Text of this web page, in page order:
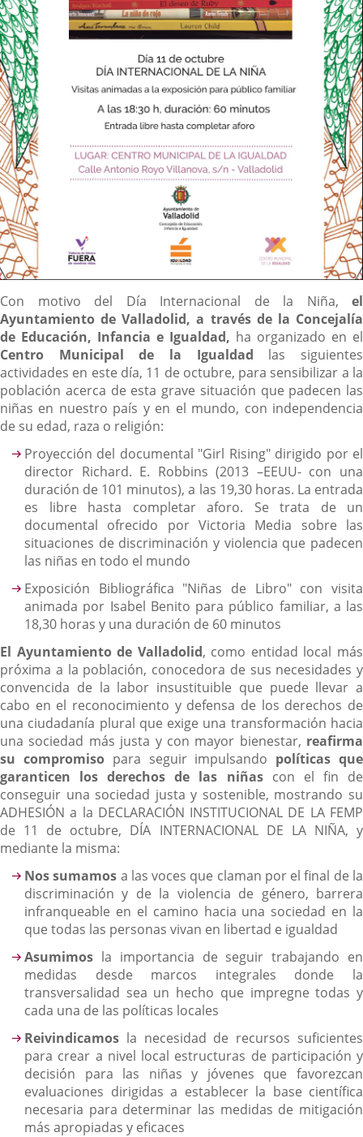
Descripción
Con motivo del Día Internacional de la Niña, el
Ayuntamiento de Valladolid, a través de la Concejalía
de Educación, Infancia e Igualdad, ha organizado en el
Centro Municipal de la Igualdad las siguientes
actividades en este día, 11 de octubre, para sensibilizar a la
población acerca de esta grave situación que padecen las
niñas en nuestro país y en el mundo, con independencia
de su edad, raza o religión:
Proyección del documental "Girl Rising" dirigido por el
director Richard. E. Robbins (2013 –EEUU- con una
duración de 101 minutos), a las 19,30 horas. La entrada
es libre hasta completar aforo. Se trata de un
documental ofrecido por Victoria Media sobre las
situaciones de discriminación y violencia que padecen
las niñas en todo el mundo
Exposición Bibliográfica "Niñas de Libro" con visita
animada por Isabel Benito para público familiar, a las
18,30 horas y una duración de 60 minutos
El Ayuntamiento de Valladolid, como entidad local más
próxima a la población, conocedora de sus necesidades y
convencida de la labor insustituible que puede llevar a
cabo en el reconocimiento y defensa de los derechos de
una ciudadanía plural que exige una transformación hacia
una sociedad más justa y con mayor bienestar, reafirma
su compromisopara seguir impulsando políticas que
garanticen los derechos de las niñascon el fin de
conseguir una sociedad justa y sostenible, mostrando su
ADHESIÓN a la DECLARACIÓN INSTITUCIONAL DE LA FEMP
de 11 de octubre, DÍA INTERNACIONAL DE LA NIÑA, y
mediante la misma:
Nos sumamos a las voces que claman por el final de la
discriminación y de la violencia de género, barrera
infranqueable en el camino hacia una sociedad en la
que todas las personas vivan en libertad e igualdad
Asumimos la importancia de seguir trabajando en
medidas desde marcos integrales donde la
transversalidad sea un hecho que impregne todas y
cada una de las políticas locales
Reivindicamos la necesidad de recursos suficientes
para crear a nivel local estructuras de participación y
decisión para las niñas y jóvenes que favorezcan
evaluaciones dirigidas a establecer la base científica
necesaria para determinar las medidas de mitigación
más apropiadas y eficaces